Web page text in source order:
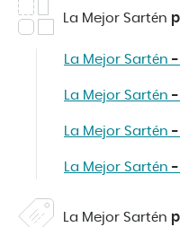
La Mejor Sartén
La Mejor Sartén -
La Mejor Sartén -
La Mejor Sartén -
La Mejor Sartén -
La Mejor Sartén